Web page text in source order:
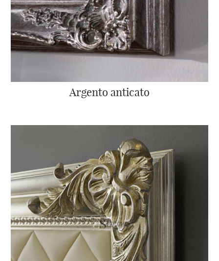
Argento anticato